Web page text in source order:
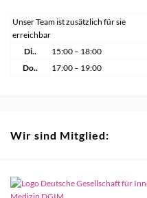
Unser Team ist zusätzlich für sie
erreichbar
Di..
15:00 – 18:00
Do..
17:00 – 19:00
Wir sind Mitglied: